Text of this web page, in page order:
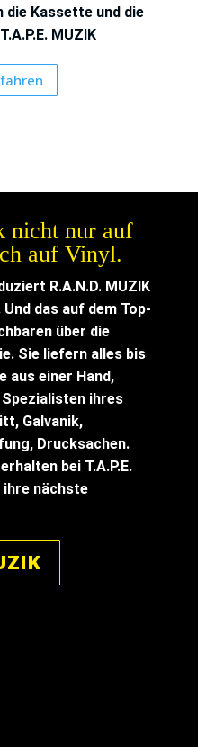
die Kassette und die
MUZIK
nicht nur auf
auf Vinyl.
R.A.N.D. MUZIK
das auf dem Top-
über die
Sie liefern alles bis
aus einer Hand,
ihres
Galvanik,
Drucksachen.
bei T.A.P.E.
ihre nächste